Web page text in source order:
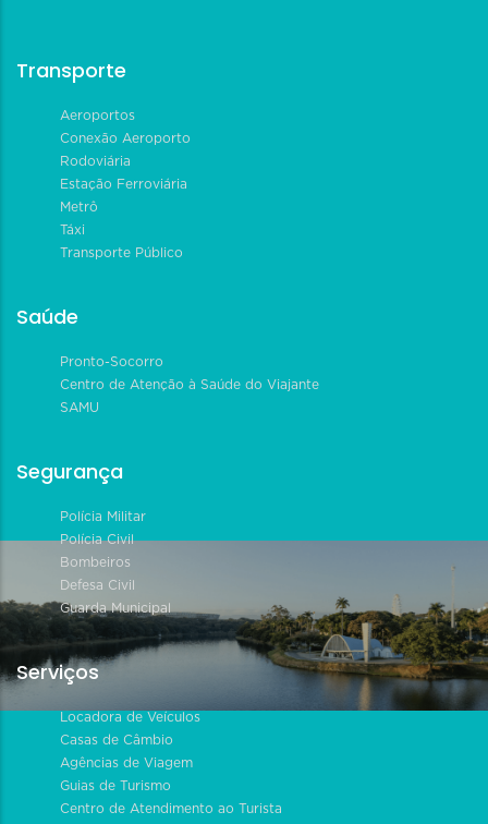
Transporte
Aeroportos
Conexão Aeroporto
Rodoviária
Estação Ferroviária
Metrô
Táxi
Transporte Público
Saúde
Pronto-Socorro
Centro de Atenção à Saúde do Viajante
SAMU
Segurança
Polícia Militar
Polícia Civil
Bombeiros
Defesa Civil
Guarda Municipal
Serviços
Locadora de Veículos
Casas de Câmbio
Agências de Viagem
Guias de Turismo
Centro de Atendimento ao Turista